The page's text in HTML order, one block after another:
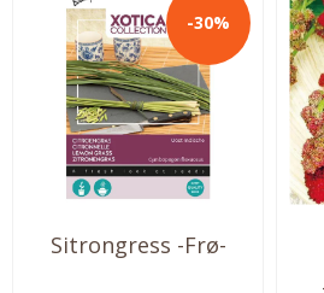
-30%
Sitrongress -Frø-